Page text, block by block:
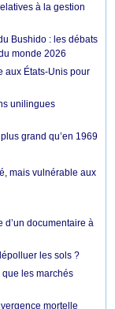
à la gestion
Bushido : les débats
monde 2026
aux États-Unis pour
unilingues
grand qu’en 1969
mais vulnérable aux
d’un documentaire à
les sols ?
que les marchés
mortelle